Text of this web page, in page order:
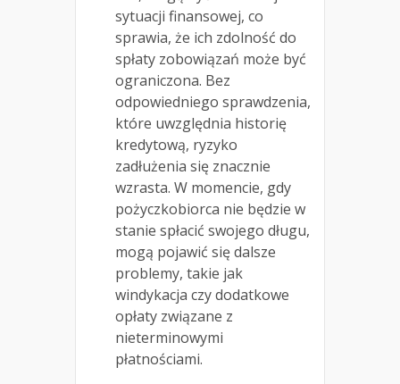
sytuacji finansowej, co
sprawia, że ich zdolność do
spłaty zobowiązań może być
ograniczona. Bez
odpowiedniego sprawdzenia,
które uwzględnia historię
kredytową, ryzyko
zadłużenia się znacznie
wzrasta. W momencie, gdy
pożyczkobiorca nie będzie w
stanie spłacić swojego długu,
mogą pojawić się dalsze
problemy, takie jak
windykacja czy dodatkowe
opłaty związane z
nieterminowymi
płatnościami.